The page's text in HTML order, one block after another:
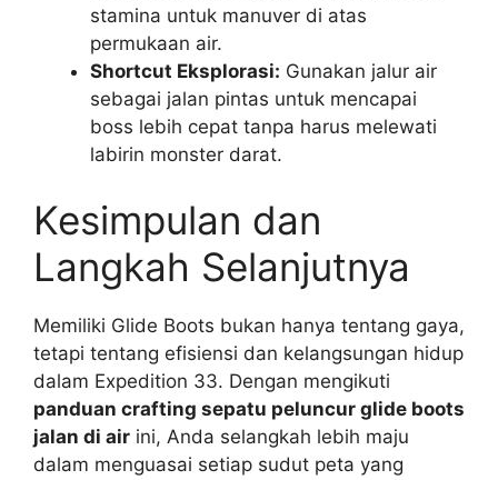
stamina untuk manuver di atas
permukaan air.
Shortcut Eksplorasi: Gunakan jalur air
sebagai jalan pintas untuk mencapai
boss lebih cepat tanpa harus melewati
labirin monster darat.
Kesimpulan dan
Langkah Selanjutnya
Memiliki Glide Boots bukan hanya tentang gaya,
tetapi tentang efisiensi dan kelangsungan hidup
dalam Expedition 33. Dengan mengikuti
panduan crafting sepatu peluncur glide boots
jalan di air ini, Anda selangkah lebih maju
dalam menguasai setiap sudut peta yang